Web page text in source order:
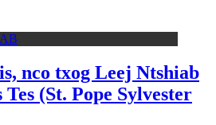
nco txog Leej Ntshiab
(St. Pope Sylvester